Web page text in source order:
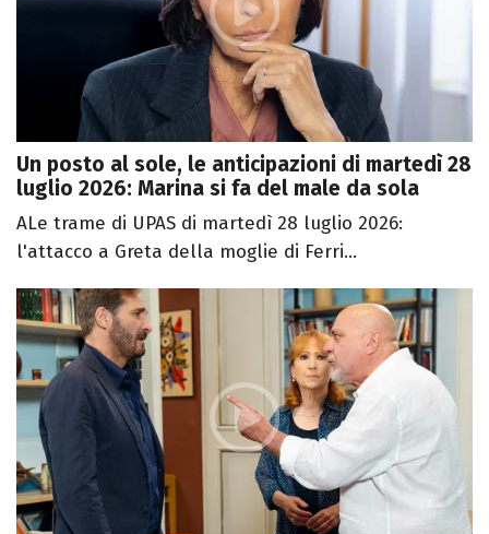
Un posto al sole, le anticipazioni di martedì 28
luglio 2026: Marina si fa del male da sola
ALe trame di UPAS di martedì 28 luglio 2026:
l'attacco a Greta della moglie di Ferri...